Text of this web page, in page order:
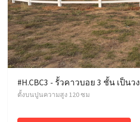
#H.CBC3 - รั้วคาวบอย 3 ชั้น เป็นวง
ตั้งบนปูนความสูง 120 ซม